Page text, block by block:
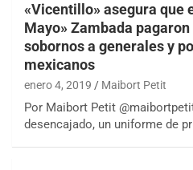
«Vicentillo» asegura que
Mayo» Zambada
sobornos a generales y
mexicanos
enero 4, 2019 Maibort Petit
Por Maibort Petit
desencajado, un uniforme de